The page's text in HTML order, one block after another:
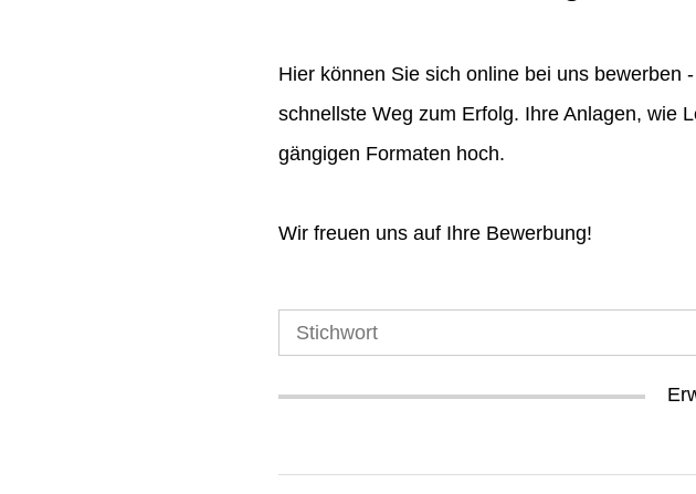
Hier können Sie sich online bei uns bewerben
schnellste Weg zum Erfolg. Ihre Anlagen, wie
gängigen Formaten hoch.
Wir freuen uns auf Ihre Bewerbung!